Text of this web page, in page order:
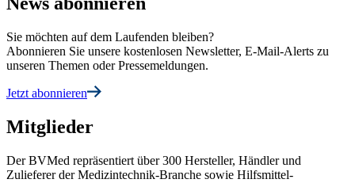
Sie möchten auf dem Laufenden bleiben?
Abonnieren Sie unsere kostenlosen Newsletter, E-Mail-Alerts zu
unseren Themen oder Pressemeldungen.
Jetzt abonnieren
Mitglieder
Der BVMed repräsentiert über 300 Hersteller, Händler und
Zulieferer der Medizintechnik-Branche sowie Hilfsmittel-